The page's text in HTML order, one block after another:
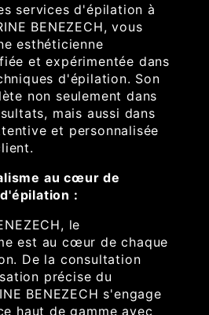
services d'épilation à
BENEZECH, vous
esthéticienne
et expérimentée dans
d'épilation. Son
non seulement dans
mais aussi dans
et personnalisée
au cœur de
:
le
est au cœur de chaque
De la consultation
précise du
BENEZECH s'engage
haut de gamme avec